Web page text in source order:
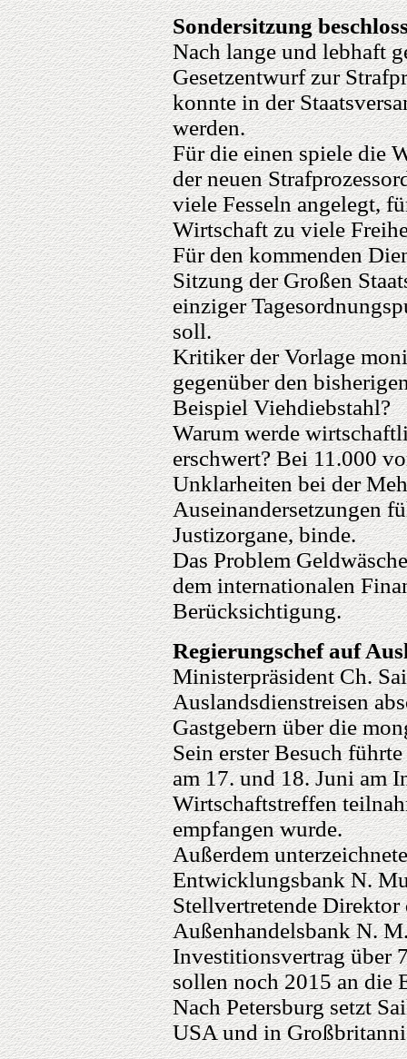
Sondersitzung
Nach lange und lebhaft
Gesetzentwurf zur
konnte in der
werden.
Für die einen spiele die
der neuen
viele Fesseln angelegt,
Wirtschaft zu viele
Für den kommenden
Sitzung der Großen
einziger
soll.
Kritiker der Vorlage
gegenüber den
Beispiel Viehdiebstahl?
Warum werde
erschwert? Bei 11.000
Unklarheiten bei der
Auseinandersetzungen
Justizorgane, binde.
Das Problem
dem internationalen
Berücksichtigung.
Regierungschef auf
Ministerpräsident Ch.
Auslandsdienstreisen
Gastgebern über die
Sein erster Besuch
am 17. und 18. Juni am
Wirtschaftstreffen
empfangen wurde.
Außerdem
Entwicklungsbank N.
Stellvertretende Direktor
Außenhandelsbank N.
Investitionsvertrag
sollen noch 2015 an die
Nach Petersburg setzt
USA und in